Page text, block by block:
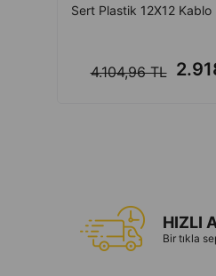
Sert Plastik 12X12 Kablo
4.104,96 TL
HIZLI
Bir tıkla